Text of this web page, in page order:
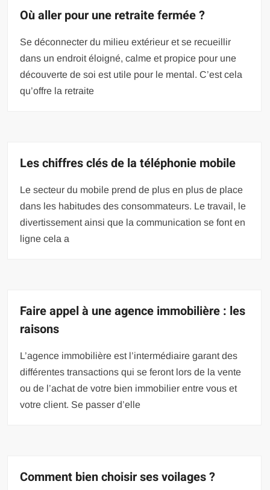
Où aller pour une retraite fermée ?
Se déconnecter du milieu extérieur et se recueillir
dans un endroit éloigné, calme et propice pour une
découverte de soi est utile pour le mental. C’est cela
qu’offre la retraite
Les chiffres clés de la téléphonie mobile
Le secteur du mobile prend de plus en plus de place
dans les habitudes des consommateurs. Le travail, le
divertissement ainsi que la communication se font en
ligne cela a
Faire appel à une agence immobilière : les
raisons
L’agence immobilière est l’intermédiaire garant des
différentes transactions qui se feront lors de la vente
ou de l’achat de votre bien immobilier entre vous et
votre client. Se passer d’elle
Comment bien choisir ses voilages ?